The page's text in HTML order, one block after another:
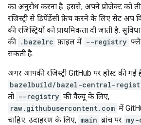
का अनुरोध करना है. इससे, अपने प्रोजेक्ट को
रजिस्ट्री से डिपेंडेंसी फ़ेच करने के लिए सेट अप
की रजिस्ट्रियों को प्राथमिकता दी जाती है.
की .bazelrc फ़ाइल में --registry
सकती है.
अगर आपकी रजिस्ट्री GitHub पर होस्ट की
bazelbuild/bazel-central-
तो --registry की वैल्यू के लिए,
raw.githubusercontent.com में
चाहिए. उदाहरण के लिए, main ब्रांच पर